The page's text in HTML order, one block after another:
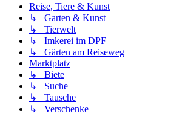
Reise, Tiere & Kunst
↳ Garten & Kunst
↳ Tierwelt
↳ Imkerei im DPF
↳ Gärten am Reiseweg
Marktplatz
↳ Biete
↳ Suche
↳ Tausche
↳ Verschenke